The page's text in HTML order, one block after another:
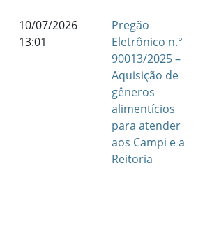
10/07/2026
13:01
Pregão
Eletrônico n.°
90013/2025 –
Aquisição de
gêneros
alimentícios
para atender
aos Campi e a
Reitoria